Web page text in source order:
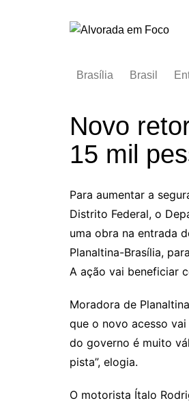
Brasília
Brasil
Novo
15 mil
Para aumentar a
Distrito Federal, o
uma obra na entrada
Planaltina-Brasília,
A ação vai beneficiar
Moradora de
que o novo acesso
do governo é muito
pista”, elogia.
O motorista Ítalo